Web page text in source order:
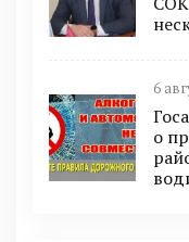
6
о